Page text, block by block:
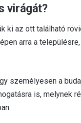
virágát?
ki az ott található
arra a
személyesen a
is, melynek